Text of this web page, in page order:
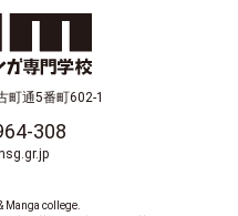
町通5番町602-1
308
Manga college.